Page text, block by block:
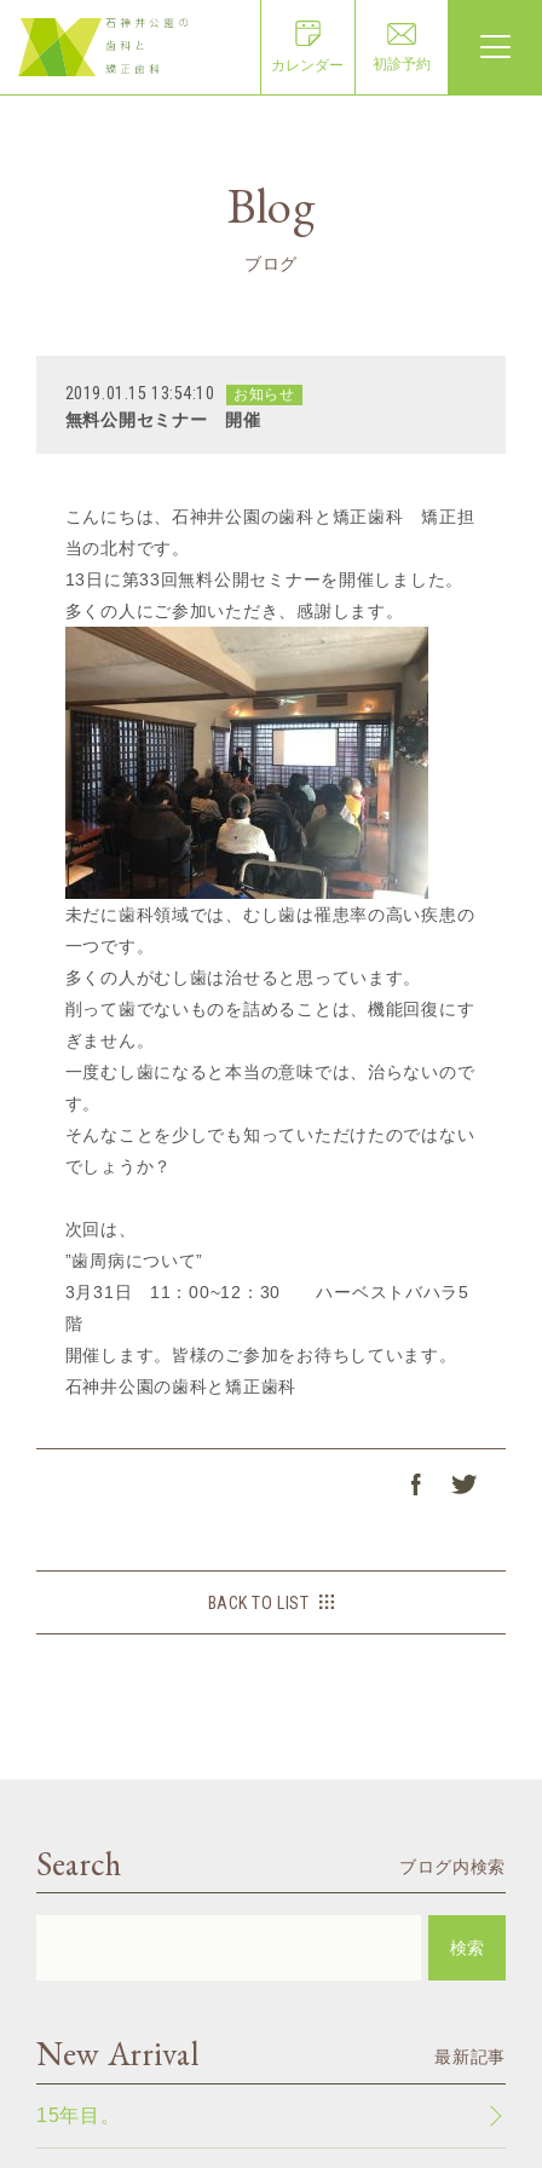
カレンダー 初診予約
Blog
ブログ
2019.01.15 13:54:10 お知らせ
無料公開セミナー 開催
こんにちは、石神井公園の歯科と矯正歯科 矯正担
当の北村です。
13日に第33回無料公開セミナーを開催しました。
多くの人にご参加いただき、感謝します。
未だに歯科領域では、むし歯は罹患率の高い疾患の
一つです。
多くの人がむし歯は治せると思っています。
削って歯でないものを詰めることは、機能回復にす
ぎません。
一度むし歯になると本当の意味では、治らないので
す。
そんなことを少しでも知っていただけたのではない
でしょうか？
次回は、
”歯周病について”
3月31日 11：00~12：30 ハーベストバハラ5
階
開催します。皆様のご参加をお待ちしています。
石神井公園の歯科と矯正歯科
BACK TO LIST
Search ブログ内検索
New Arrival 最新記事
15年目。